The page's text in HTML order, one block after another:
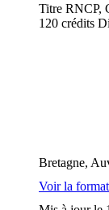
Titre RNCP,
120 crédits
Bretagne,
Voir la